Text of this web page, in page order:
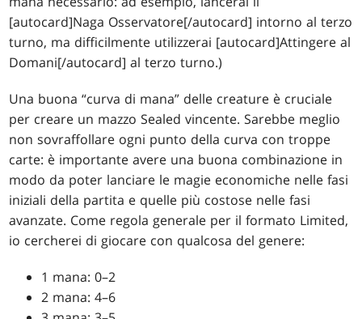
[autocard]Naga Osservatore[/autocard] intorno al terzo
turno, ma difficilmente utilizzerai [autocard]Attingere al
Domani[/autocard] al terzo turno.)
Una buona “curva di mana” delle creature è cruciale
per creare un mazzo Sealed vincente. Sarebbe meglio
non sovraffollare ogni punto della curva con troppe
carte: è importante avere una buona combinazione in
modo da poter lanciare le magie economiche nelle fasi
iniziali della partita e quelle più costose nelle fasi
avanzate. Come regola generale per il formato Limited,
io cercherei di giocare con qualcosa del genere:
1 mana: 0–2
2 mana: 4–6